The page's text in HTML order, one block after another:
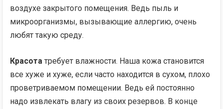
воздухе закрытого помещения. Ведь пыль и
микроорганизмы, вызывающие аллергию, очень
любят такую среду.
Красота требует влажности. Наша кожа становится
все хуже и хуже, если часто находится в сухом, плохо
проветриваемом помещении. Ведь ей постоянно
надо извлекать влагу из своих резервов. В конце